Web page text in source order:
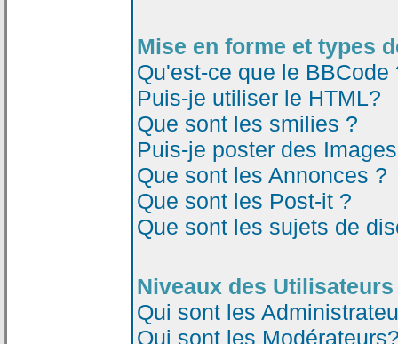
Mise en forme et types
Qu'est-ce que le BBCode
Puis-je utiliser le HTML?
Que sont les smilies ?
Puis-je poster des
Que sont les Annonces ?
Que sont les Post-it ?
Que sont les sujets de
Niveaux des
Qui sont les
Qui sont les